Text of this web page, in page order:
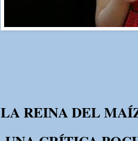
LA REINA DEL